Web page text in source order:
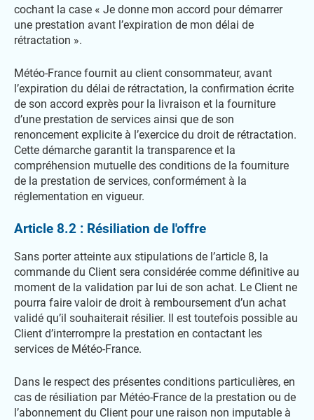
cochant la case « Je donne mon accord pour démarrer
une prestation avant l’expiration de mon délai de
rétractation ».
Météo-France fournit au client consommateur, avant
l’expiration du délai de rétractation, la confirmation écrite
de son accord exprès pour la livraison et la fourniture
d’une prestation de services ainsi que de son
renoncement explicite à l’exercice du droit de rétractation.
Cette démarche garantit la transparence et la
compréhension mutuelle des conditions de la fourniture
de la prestation de services, conformément à la
réglementation en vigueur.
Article 8.2 : Résiliation de l'offre
Sans porter atteinte aux stipulations de l’article 8, la
commande du Client sera considérée comme définitive au
moment de la validation par lui de son achat. Le Client ne
pourra faire valoir de droit à remboursement d’un achat
validé qu’il souhaiterait résilier. Il est toutefois possible au
Client d’interrompre la prestation en contactant les
services de Météo-France.
Dans le respect des présentes conditions particulières, en
cas de résiliation par Météo-France de la prestation ou de
l’abonnement du Client pour une raison non imputable à